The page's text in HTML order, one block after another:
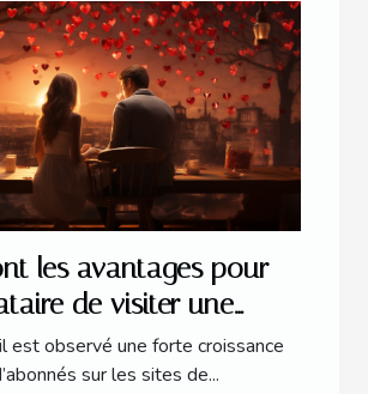
les avantages pour
de visiter une
web dédiée aux
amoureuses ?
est observé une forte croissance
sur les sites de...